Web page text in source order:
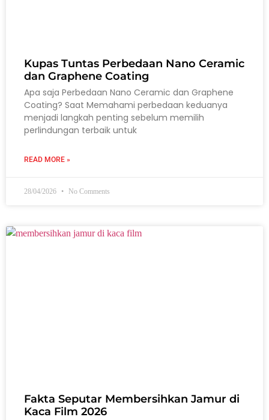
Kupas Tuntas Perbedaan Nano Ceramic
dan Graphene Coating
Apa saja Perbedaan Nano Ceramic dan Graphene
Coating? Saat Memahami perbedaan keduanya
menjadi langkah penting sebelum memilih
perlindungan terbaik untuk
READ MORE »
28/04/2026 No Comments
Fakta Seputar Membersihkan Jamur di
Kaca Film 2026